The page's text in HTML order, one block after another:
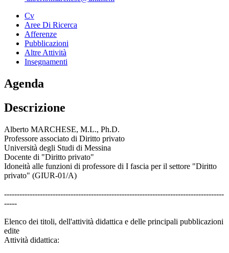
Cv
Aree Di Ricerca
Afferenze
Pubblicazioni
Altre Attività
Insegnamenti
Agenda
Descrizione
Alberto MARCHESE, M.L., Ph.D.
Professore associato di Diritto privato
Università degli Studi di Messina
Docente di "Diritto privato"
Idoneità alle funzioni di professore di I fascia per il settore "Diritto
privato" (GIUR-01/A)
--------------------------------------------------------------------------------------
-----
Elenco dei titoli, dell'attività didattica e delle principali pubblicazioni
edite
Attività didattica: